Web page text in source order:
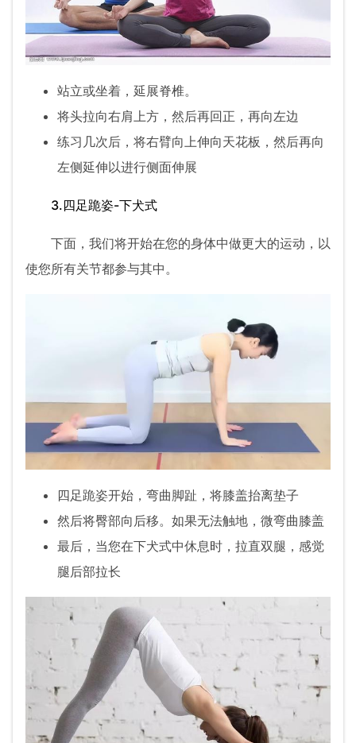
站立或坐着，延展脊椎。
将头拉向右肩上方，然后再回正，再向左边
练习几次后，将右臂向上伸向天花板，然后再向
左侧延伸以进行侧面伸展
3.四足跪姿-下犬式
下面，我们将开始在您的身体中做更大的运动，以
使您所有关节都参与其中。
四足跪姿开始，弯曲脚趾，将膝盖抬离垫子
然后将臀部向后移。如果无法触地，微弯曲膝盖
最后，当您在下犬式中休息时，拉直双腿，感觉
腿后部拉长